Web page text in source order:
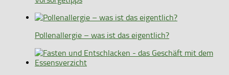
Pollenallergie – was ist das eigentlich?